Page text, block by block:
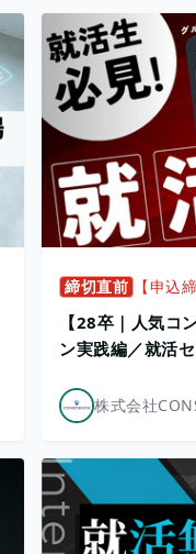
締切直前 【申込
【28卒｜人気コ
ン実践編／就活
株式会社